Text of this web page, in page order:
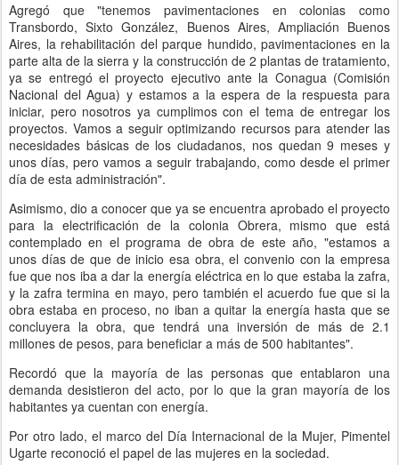
Agregó que "tenemos pavimentaciones en colonias como
Transbordo, Sixto González, Buenos Aires, Ampliación Buenos
Aires, la rehabilitación del parque hundido, pavimentaciones en la
parte alta de la sierra y la construcción de 2 plantas de tratamiento,
ya se entregó el proyecto ejecutivo ante la Conagua (Comisión
Nacional del Agua) y estamos a la espera de la respuesta para
iniciar, pero nosotros ya cumplimos con el tema de entregar los
proyectos. Vamos a seguir optimizando recursos para atender las
necesidades básicas de los ciudadanos, nos quedan 9 meses y
unos días, pero vamos a seguir trabajando, como desde el primer
día de esta administración".
Asimismo, dio a conocer que ya se encuentra aprobado el proyecto
para la electrificación de la colonia Obrera, mismo que está
contemplado en el programa de obra de este año, "estamos a
unos días de que de inicio esa obra, el convenio con la empresa
fue que nos iba a dar la energía eléctrica en lo que estaba la zafra,
y la zafra termina en mayo, pero también el acuerdo fue que si la
obra estaba en proceso, no iban a quitar la energía hasta que se
concluyera la obra, que tendrá una inversión de más de 2.1
millones de pesos, para beneficiar a más de 500 habitantes".
Recordó que la mayoría de las personas que entablaron una
demanda desistieron del acto, por lo que la gran mayoría de los
habitantes ya cuentan con energía.
Por otro lado, el marco del Día Internacional de la Mujer, Pimentel
Ugarte reconoció el papel de las mujeres en la sociedad.